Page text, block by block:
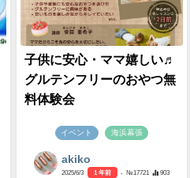
子供に安心・ママ嬉しい♬
グルテンフリーのおやつ無
料体験会
イベント 海浜幕張
akiko
2025/6/3 1 年前 - №17721 903